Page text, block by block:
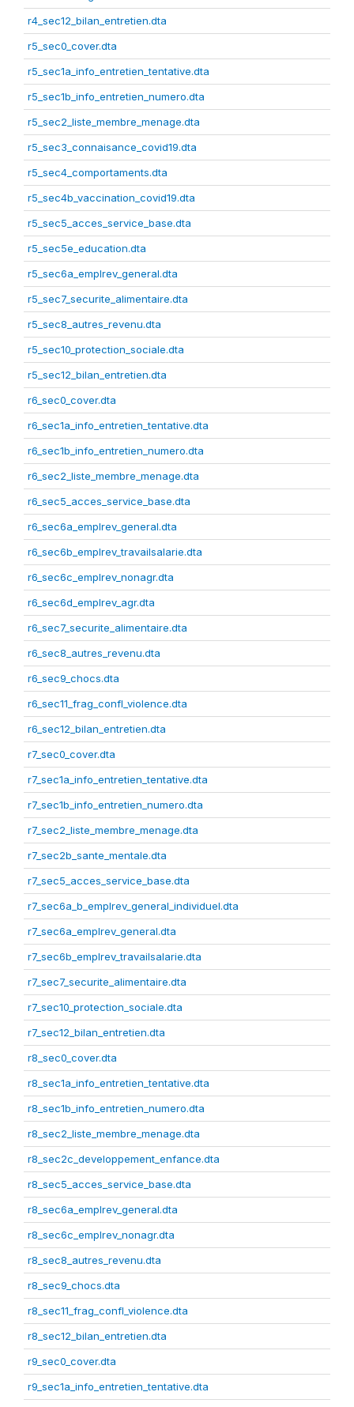
r4_sec12_bilan_entretien.dta
r5_sec0_cover.dta
r5_sec1a_info_entretien_tentative.dta
r5_sec1b_info_entretien_numero.dta
r5_sec2_liste_membre_menage.dta
r5_sec3_connaisance_covid19.dta
r5_sec4_comportaments.dta
r5_sec4b_vaccination_covid19.dta
r5_sec5_acces_service_base.dta
r5_sec5e_education.dta
r5_sec6a_emplrev_general.dta
r5_sec7_securite_alimentaire.dta
r5_sec8_autres_revenu.dta
r5_sec10_protection_sociale.dta
r5_sec12_bilan_entretien.dta
r6_sec0_cover.dta
r6_sec1a_info_entretien_tentative.dta
r6_sec1b_info_entretien_numero.dta
r6_sec2_liste_membre_menage.dta
r6_sec5_acces_service_base.dta
r6_sec6a_emplrev_general.dta
r6_sec6b_emplrev_travailsalarie.dta
r6_sec6c_emplrev_nonagr.dta
r6_sec6d_emplrev_agr.dta
r6_sec7_securite_alimentaire.dta
r6_sec8_autres_revenu.dta
r6_sec9_chocs.dta
r6_sec11_frag_confl_violence.dta
r6_sec12_bilan_entretien.dta
r7_sec0_cover.dta
r7_sec1a_info_entretien_tentative.dta
r7_sec1b_info_entretien_numero.dta
r7_sec2_liste_membre_menage.dta
r7_sec2b_sante_mentale.dta
r7_sec5_acces_service_base.dta
r7_sec6a_b_emplrev_general_individuel.dta
r7_sec6a_emplrev_general.dta
r7_sec6b_emplrev_travailsalarie.dta
r7_sec7_securite_alimentaire.dta
r7_sec10_protection_sociale.dta
r7_sec12_bilan_entretien.dta
r8_sec0_cover.dta
r8_sec1a_info_entretien_tentative.dta
r8_sec1b_info_entretien_numero.dta
r8_sec2_liste_membre_menage.dta
r8_sec2c_developpement_enfance.dta
r8_sec5_acces_service_base.dta
r8_sec6a_emplrev_general.dta
r8_sec6c_emplrev_nonagr.dta
r8_sec8_autres_revenu.dta
r8_sec9_chocs.dta
r8_sec11_frag_confl_violence.dta
r8_sec12_bilan_entretien.dta
r9_sec0_cover.dta
r9_sec1a_info_entretien_tentative.dta